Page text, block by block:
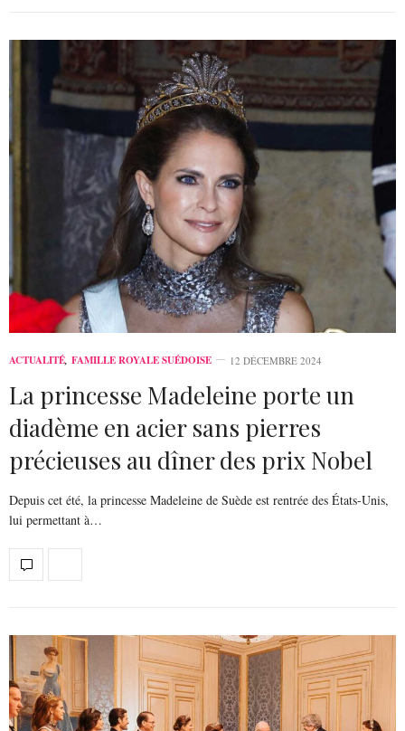
ACTUALITÉ, FAMILLE ROYALE SUÉDOISE 12 DÉCEMBRE 2024
La princesse Madeleine porte un
diadème en acier sans pierres
précieuses au dîner des prix Nobel
Depuis cet été, la princesse Madeleine de Suède est rentrée des États-Unis,
lui permettant à…